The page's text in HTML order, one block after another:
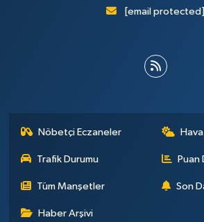
[email protected]
Nöbetçi Eczaneler
Trafik Durumu Puan
Tüm Manşetler Son
Haber Arşivi